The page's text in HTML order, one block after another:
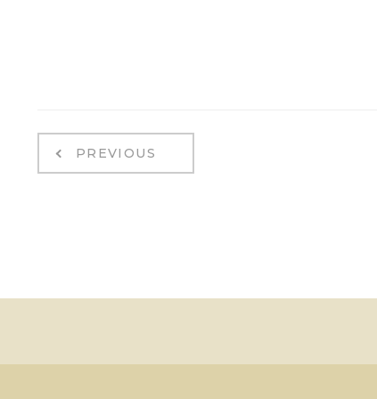
PREVIOUS